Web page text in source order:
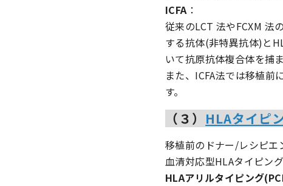
ICFA：
従来のLCT 法やFCXM 法
する抗体(非特異抗体)と
いて抗原抗体複合体を捕
また、ICFA法では移植
す。
（３） HLAタイピ
移植前のドナー/レシピエ
血清対応型HLAタイピン
HLAアリルタイピング